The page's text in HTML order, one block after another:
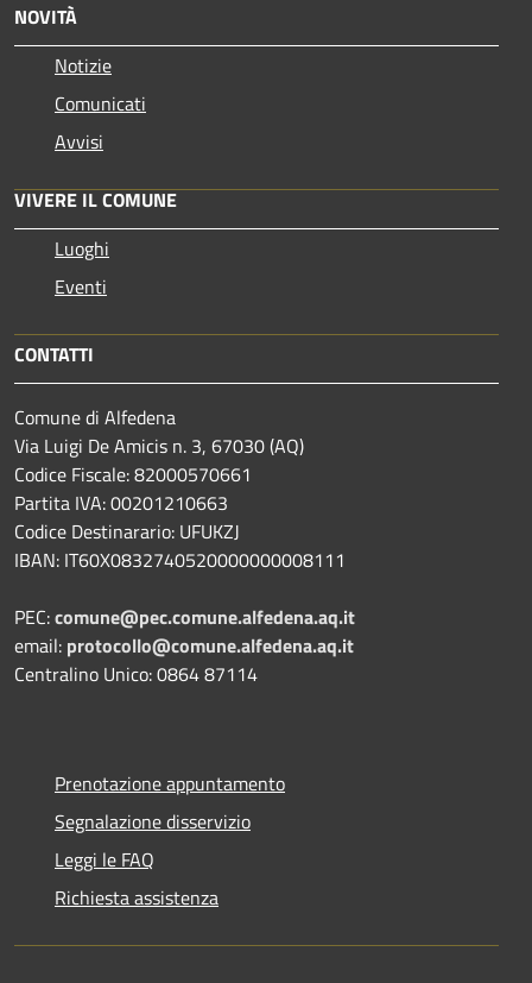
NOVITÀ
Notizie
Comunicati
Avvisi
VIVERE IL COMUNE
Luoghi
Eventi
CONTATTI
Comune di Alfedena
Via Luigi De Amicis n. 3, 67030 (AQ)
Codice Fiscale: 82000570661
Partita IVA: 00201210663
Codice Destinarario: UFUKZJ
IBAN: IT60X0832740520000000008111
PEC:comune@pec.comune.alfedena.aq.it
email: protocollo@comune.alfedena.aq.it
Centralino Unico: 0864 87114
Prenotazione appuntamento
Segnalazione disservizio
Leggi le FAQ
Richiesta assistenza